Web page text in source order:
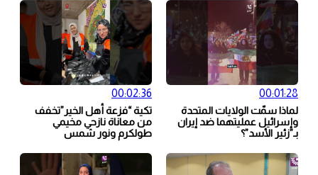
00:01:28
لماذا سمّت الولايات المتحدة
وإسرائيل عمليتهما ضد إيران
بـ”زئير الأسد”؟
00:02:36
تكية “فزعة أهل الخير”تخفف
من معاناة نازحي مخيمي
طولكرم ونور شمس